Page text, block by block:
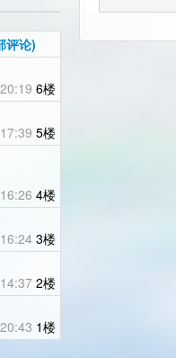
评论)
6楼
5楼
4楼
3楼
2楼
1楼